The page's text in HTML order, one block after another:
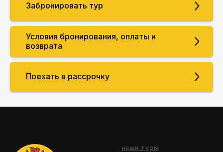
Забронировать тур
Условия бронирования, оплаты и
возврата
Поехать в рассрочку
наши туры